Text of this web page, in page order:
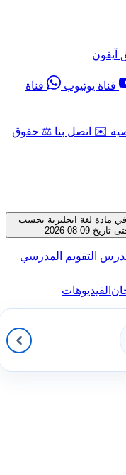
آيفون
قناة يوتيوب
قناة
✉️ اتصل بنا ⚖️ حقوق
مادة لغة انجليزية بحسب
08-2026
التقويم المدرسي
الفيديوهات